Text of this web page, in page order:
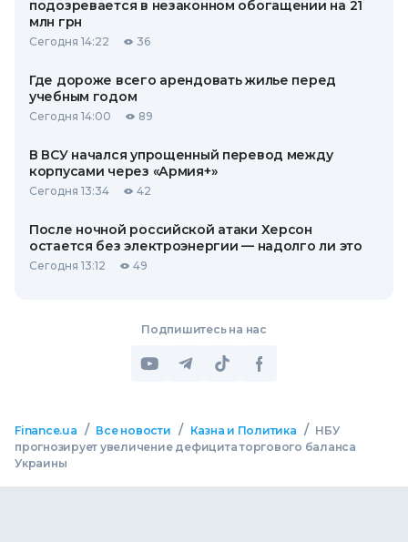
подозревается в незаконном обогащении на 21
млн грн
Сегодня 14:22 36
Где дороже всего арендовать жилье перед
учебным годом
Сегодня 14:00 89
В ВСУ начался упрощенный перевод между
корпусами через «Армия+»
Сегодня 13:34 42
После ночной российской атаки Херсон
остается без электроэнергии — надолго ли это
Сегодня 13:12 49
Подпишитесь на нас
Finance.ua / Все новости / Казна и Политика / НБУ
прогнозирует увеличение дефицита торгового баланса
Украины